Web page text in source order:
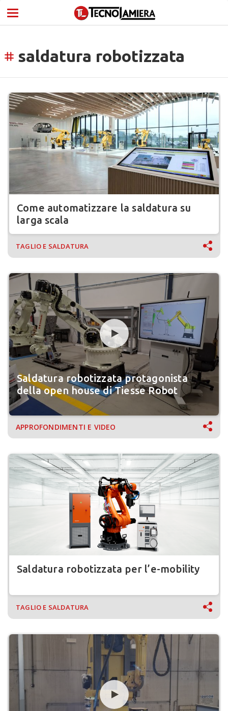
tag saldatura robotizzata
Come automatizzare la saldatura su
larga scala
TAGLIO E SALDATURA
Saldatura robotizzata protagonista
della open house di Tiesse Robot
APPROFONDIMENTI E VIDEO
Saldatura robotizzata per l’e-mobility
TAGLIO E SALDATURA